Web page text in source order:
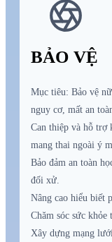
BẢO VỆ
Mục tiêu: Bảo vệ
nguy cơ, mất an
Can thiệp và hỗ trợ
mang thai ngoài ý
Bảo đảm an toàn
đối xử.
Nâng cao hiểu biết
Chăm sóc sức khỏe
Xây dựng mạng